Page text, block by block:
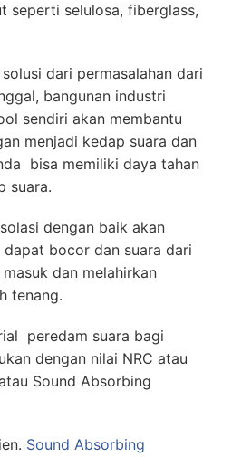
seperti selulosa, fiberglass,
dari permasalahan dari
bangunan industri
sendiri akan membantu
menjadi kedap suara dan
bisa memiliki daya tahan
suara.
dengan baik akan
bocor dan suara dari
dan melahirkan
tenang.
peredam suara bagi
dengan nilai NRC atau
Sound Absorbing
Sound Absorbing